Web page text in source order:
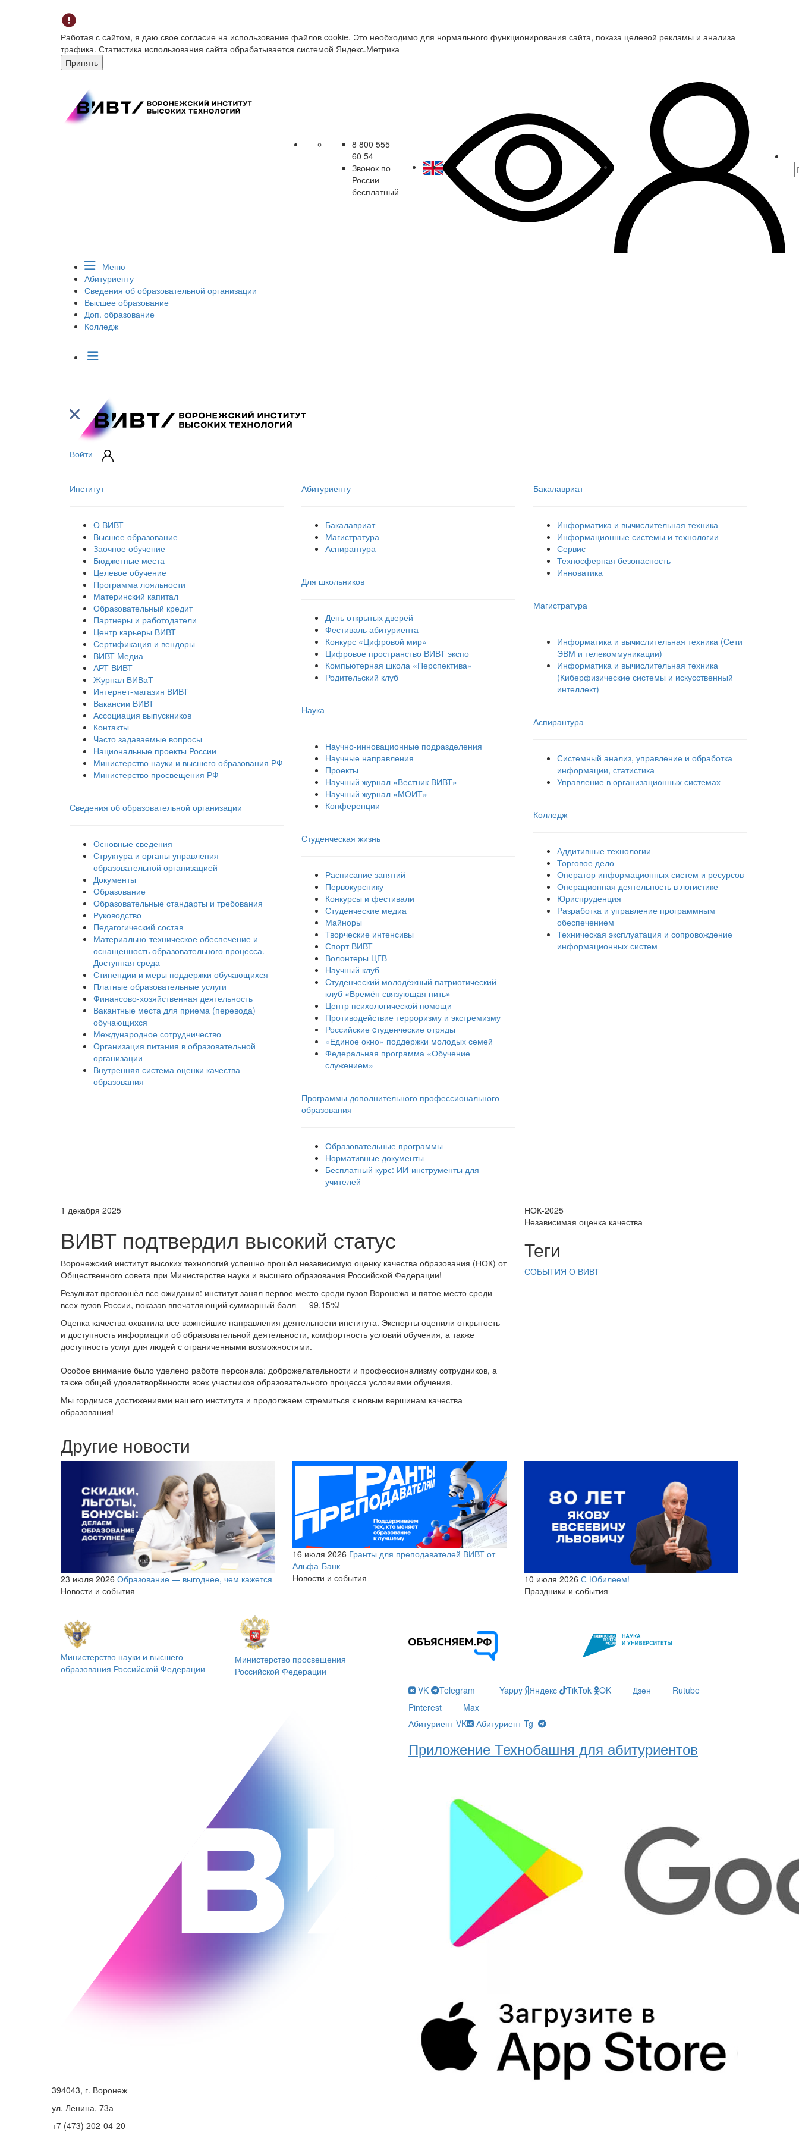
Работая с сайтом, я даю свое согласие на использование файлов cookie. Это необходимо для нормального функционирования сайта, показа целевой рекламы и анализа
трафика. Статистика использования сайта обрабатывается системой Яндекс.Метрика
Принять
8 800 555
60 54
Звонок по
России
бесплатный
Меню
Абитуриенту
Сведения об образовательной организации
Высшее образование
Доп. образование
Колледж
Войти
Институт
О ВИВТ
Высшее образование
Заочное обучение
Бюджетные места
Целевое обучение
Программа лояльности
Материнский капитал
Образовательный кредит
Партнеры и работодатели
Центр карьеры ВИВТ
Сертификация и вендоры
ВИВТ Медиа
АРТ ВИВТ
Журнал ВИВаТ
Интернет-магазин ВИВТ
Вакансии ВИВТ
Ассоциация выпускников
Контакты
Часто задаваемые вопросы
Национальные проекты России
Министерство науки и высшего образования РФ
Министерство просвещения РФ
Сведения об образовательной организации
Основные сведения
Структура и органы управления
образовательной организацией
Документы
Образование
Образовательные стандарты и требования
Руководство
Педагогический состав
Материально-техническое обеспечение и
оснащенность образовательного процесса.
Доступная среда
Стипендии и меры поддержки обучающихся
Платные образовательные услуги
Финансово-хозяйственная деятельность
Вакантные места для приема (перевода)
обучающихся
Международное сотрудничество
Организация питания в образовательной
организации
Внутренняя система оценки качества
образования
Абитуриенту
Бакалавриат
Магистратура
Аспирантура
Для школьников
День открытых дверей
Фестиваль абитуриента
Конкурс «Цифровой мир»
Цифровое пространство ВИВТ экспо
Компьютерная школа «Перспектива»
Родительский клуб
Наука
Научно-инновационные подразделения
Научные направления
Проекты
Научный журнал «Вестник ВИВТ»
Научный журнал «МОИТ»
Конференции
Студенческая жизнь
Расписание занятий
Первокурснику
Конкурсы и фестивали
Студенческие медиа
Майноры
Творческие интенсивы
Спорт ВИВТ
Волонтеры ЦГВ
Научный клуб
Студенческий молодёжный патриотический
клуб «Времён связующая нить»
Центр психологической помощи
Противодействие терроризму и экстремизму
Российские cтуденческие отряды
«Единое окно» поддержки молодых семей
Федеральная программа «Обучение
служением»
Программы дополнительного профессионального
образования
Образовательные программы
Нормативные документы
Бесплатный курс: ИИ‑инструменты для
учителей
Бакалавриат
Информатика и вычислительная техника
Информационные системы и технологии
Сервис
Техносферная безопасность
Инноватика
Магистратура
Информатика и вычислительная техника (Сети
ЭВМ и телекоммуникации)
Информатика и вычислительная техника
(Киберфизические системы и искусственный
интеллект)
Аспирантура
Системный анализ, управление и обработка
информации, статистика
Управление в организационных системах
Колледж
Аддитивные технологии
Торговое дело
Оператор информационных систем и ресурсов
Операционная деятельность в логистике
Юриспруденция
Разработка и управление программным
обеспечением
Техническая эксплуатация и сопровождение
информационных систем
1 декабря 2025
ВИВТ подтвердил высокий статус
Воронежский институт высоких технологий успешно прошёл независимую оценку качества образования (НОК) от
Общественного совета при Министерстве науки и высшего образования Российской Федерации!
Результат превзошёл все ожидания: институт занял первое место среди вузов Воронежа и пятое место среди
всех вузов России, показав впечатляющий суммарный балл — 99,15%!
Оценка качества охватила все важнейшие направления деятельности института. Эксперты оценили открытость
и доступность информации об образовательной деятельности, комфортность условий обучения, а также
доступность услуг для людей с ограниченными возможностями.
Особое внимание было уделено работе персонала: доброжелательности и профессионализму сотрудников, а
также общей удовлетворённости всех участников образовательного процесса условиями обучения.
Мы гордимся достижениями нашего института и продолжаем стремиться к новым вершинам качества
образования!
НОК-2025
Независимая оценка качества
Теги
СОБЫТИЯ О ВИВТ
Другие новости
23 июля 2026 Образование — выгоднее, чем кажется
Новости и события
16 июля 2026 Гранты для преподавателей ВИВТ от
Альфа-Банк
Новости и события
10 июля 2026 С Юбилеем!
Праздники и события
Министерство науки и высшего
образования Российской Федерации
Министерство просвещения
Российской Федерации
394043, г. Воронеж
ул. Ленина, 73а
+7 (473) 202-04-20
VK Telegram Yappy Яндекс TikTok OK Дзен
Rutube
Pinterest
Max
Абитуриент VK
Абитуриент Tg
Приложение Технобашня для абитуриентов